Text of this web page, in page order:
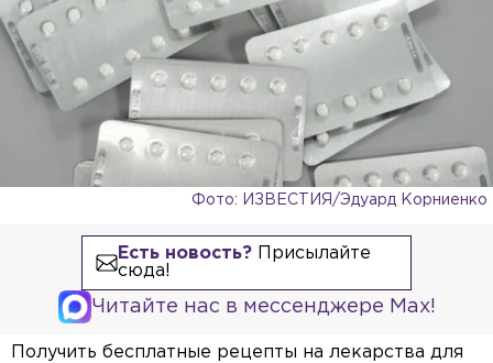
Фото: ИЗВЕСТИЯ/Эдуард Корниенко
Есть новость?Присылайте
сюда!
Читайте нас в мессенджере Max!
Получить бесплатные рецепты на лекарства для